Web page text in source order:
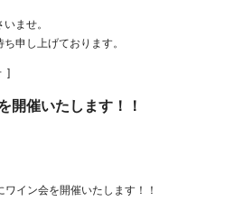
ませ。
申し上げております。
]
開催いたします！！
イン会を開催いたします！！